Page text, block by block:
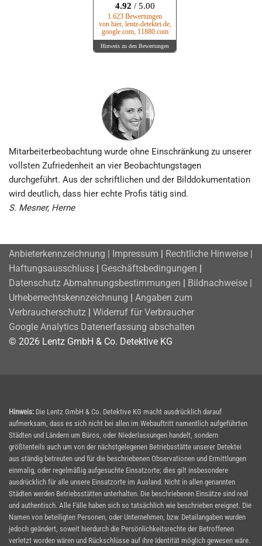
4.92 / 5.00
1.623 Bewertungen
von hier, lentz-detektei.de,
google.com, 11880.com
Hinweis zu den Bewertungen
Mitarbeiter­beobachtung wurde ohne Ein­schränkung zu unserer
vollsten Zu­frieden­heit an vier Be­obachtungs­tagen
durchgeführt. Aus der schriftlichen und der Bild­doku­men­tation
wird deutlich, dass hier echte Profis tätig sind.
S. Mesner, Herne
Anbieterkennzeichnung | Impressum | Rechtliche Hinweise |
Haftungsausschluss | Geschäftsbedingungen |
Datenschutz Abmahnungsbestimmungen | Bildnachweise |
Urheberrechtskennzeichnung | Angaben zum
Verbraucherschutz | Widerruf für Verbraucher
Google Analytics Datenerfassung abschalten
© 2026 Lentz GmbH & Co. Detektive KG
Hinweis: Die Lentz GmbH & Co. Detektive KG macht ausdrücklich darauf
aufmerksam, dass es sich nicht bei allen im Webauftritt namentlich aufgeführten
Städten und Ländern um Büros, oder Niederlassungen handelt, sondern
größtenteils auch um von der nächstgelegenen Betriebsstätte unserer Detektei
aus ständig betreuten und für die beschriebenen Observationen und Ermittlungen
einmalig, oder regelmäßig aufgesuchte Einsatzorte; dies gilt insbesondere
ausdrücklich für alle unsere Einsatzorte im Ausland. Nicht in allen genannten
Städten werden Betriebsstätten unterhalten. Die beschriebenen Einsätze sind real
und authentisch. Alle Fälle haben sich so tatsächlich wie beschrieben ereignet. Die
Namen von beteiligten Personen, oder Unternehmen, bzw. Detailangaben wurden
jedoch geändert, soweit hierdurch die Persönlichkeitsrechte der Betroffenen
verletzt worden wären und Rückschlüsse auf ihre Identität möglich gewesen wäre.